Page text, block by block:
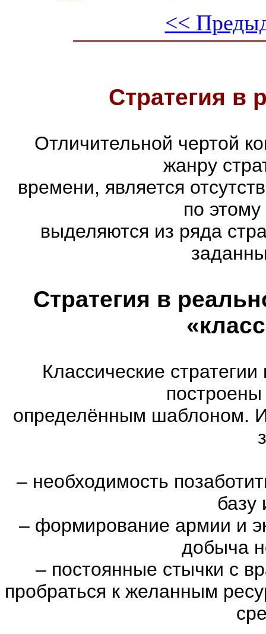
<<
Стратегия в
Отличительной чертой
жанру
времени, является
по
выделяются из ряда
Стратегия в
Классические
построены
определённым шаблоном.
– необходимость
базу
–формирование армии и
добыча
– постоянные стычки с
пробраться к желанным